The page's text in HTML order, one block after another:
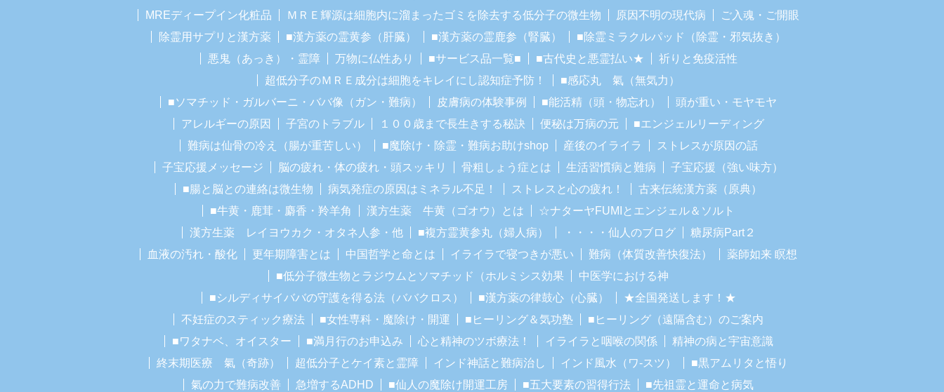
MREディープイン化粧品
ＭＲＥ輝源は細胞内に溜まったゴミを除去する低分子の微生物 原因不明の現代病
ご入魂・ご開眼
除霊用サプリと漢方薬
■漢方薬の霊黄参（肝臓） ■漢方薬の霊鹿参（腎臓）
■除霊ミラクルパッド（除霊・邪気抜き）
悪鬼（あっき）・霊障
万物に仏性あり ■サービス品一覧■ ■古代史と悪霊払い★
祈りと免疫活性
超低分子のＭＲＥ成分は細胞をキレイにし認知症予防！
■感応丸 氣（無気力）
■ソマチッド・ガルバーニ・ババ像（ガン・難病）
皮膚病の体験事例 ■能活精（頭・物忘れ）
頭が重い・モヤモヤ
アレルギーの原因
子宮のトラブル １００歳まで長生きする秘訣 便秘は万病の元
■エンジェルリーディング
難病は仙骨の冷え（腸が重苦しい）
■魔除け・除霊・難病お助けshop 産後のイライラ
ストレスが原因の話
子宝応援メッセージ
脳の疲れ・体の疲れ・頭スッキリ 骨粗しょう症とは 生活習慣病と難病
子宝応援（強い味方）
■腸と脳との連絡は微生物
病気発症の原因はミネラル不足！ ストレスと心の疲れ！
古来伝統漢方薬（原典）
■牛黄・鹿茸・麝香・羚羊角
漢方生薬 牛黄（ゴオウ）とは
☆ナターヤFUMIとエンジェル＆ソルト
漢方生薬 レイヨウカク・オタネ人参・他
■複方霊黄参丸（婦人病） ・・・・仙人のブログ
糖尿病Part２
血液の汚れ・酸化
更年期障害とは 中国哲学と命とは イライラで寝つきが悪い 難病（体質改善快復法）
薬師如来 瞑想
■低分子微生物とラジウムとソマチッド（ホルミシス効果
中医学における神
■シルディサイババの守護を得る法（ババクロス）
■漢方薬の律鼓心（心臓）
★全国発送します！★
不妊症のスティック療法
■女性専科・魔除け・開運 ■ヒーリング＆気功塾
■ヒーリング（遠隔含む）のご案内
■ワタナベ、オイスター
■満月行のお申込み 心と精神のツボ療法！ イライラと咽喉の関係
精神の病と宇宙意識
終末期医療 氣（奇跡）
超低分子とケイ素と霊障 インド神話と難病治し インド風水（ワ-スツ）
■黒アムリタと悟り
氣の力で難病改善
急増するADHD ■仙人の魔除け開運工房 ■五大要素の習得行法 ■先祖霊と運命と病気